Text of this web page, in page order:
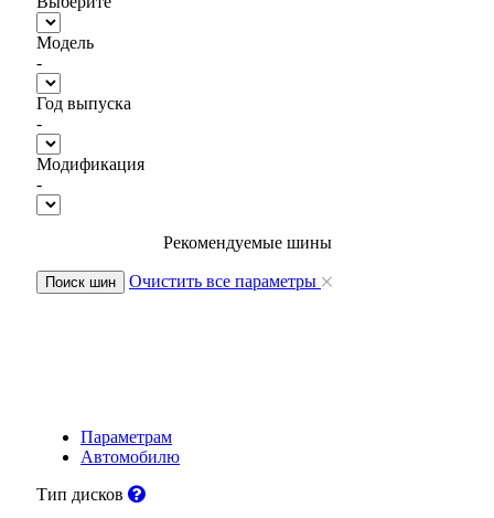
Модель
-
Год выпуска
-
Модификация
-
Рекомендуемые шины
Поиск шин Очистить все параметры
Параметрам
Автомобилю
Тип дисков